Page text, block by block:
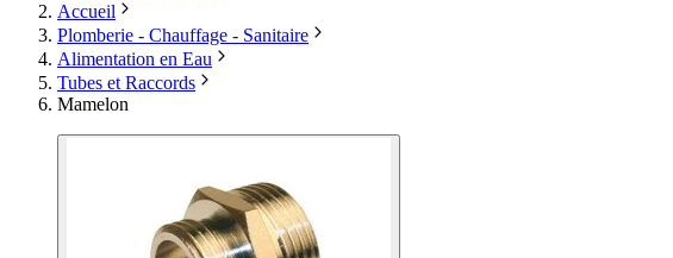
Accueil
Plomberie - Chauffage - Sanitaire
Alimentation en Eau
Tubes et Raccords
Mamelon